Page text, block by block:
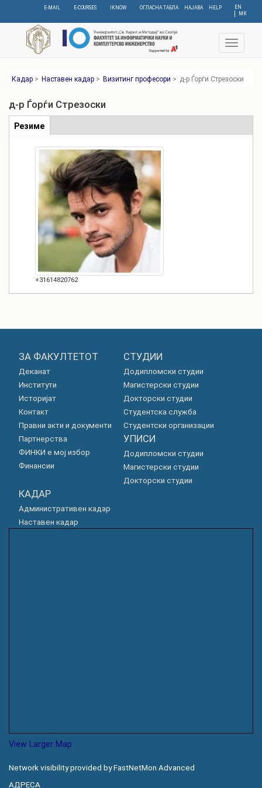
content
EN
МК
E-MAIL E-COURSES IKNOW ОГЛАСНА ТАБЛА НАЈАВА HELP
Toggle
Кадар > Наставен кадар > Визитинг професори > д-р Ѓорѓи Стрезоски
д-р Ѓорѓи Стрезоски
Табови
Резиме
tab)
+31614820762
ЗА ФАКУЛТЕТОТ
Деканат
Институти
Историјат
Контакт
Правни акти и документи
Партнерства
ФИНКИ е мој избор
Финансии
СТУДИИ
Додипломски студии
Магистерски студии
Докторски студии
Студентска служба
Студентски организации
УПИСИ
Додипломски студии
Магистерски студии
Докторски студии
КАДАР
Административен кадар
Наставен кадар
View Larger Map
Network visibility provided by FastNetMon Advanced
АДРЕСА